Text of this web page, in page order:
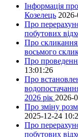
Інформація
Козелець
Про
побутових
Про скликання
восьмого
Про
13:01:26
Про
2026 рік 2026-
Про зміну
2025-12-24
Про
побутових